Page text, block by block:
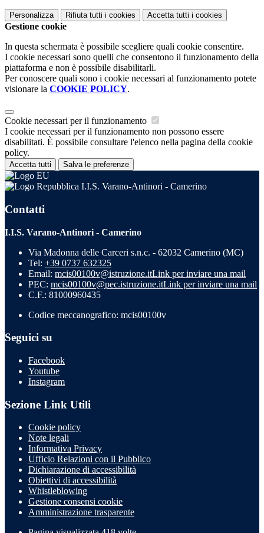
Personalizza Rifiuta tutti i cookies Accetta tutti i cookies
Gestione cookie
In questa schermata è possibile scegliere quali cookie consentire.
I cookie necessari sono quelli che consentono il funzionamento della
piattaforma e non è possibile disabilitarli.
Per conoscere quali sono i cookie necessari al funzionamento potete
visionare la COOKIE POLICY.
Cookie necessari per il funzionamento
I cookie necessari per il funzionamento non possono essere
disabilitati. È possibile consultare l'elenco nella pagina della cookie
policy.
Accetta tutti Salva le preferenze
I.I.S. Varano-Antinori - Camerino
Contatti
I.I.S. Varano-Antinori - Camerino
Via Madonna delle Carceri s.n.c. - 62032 Camerino (MC)
Tel: +39 0737 632325
Email: mcis00100v@istruzione.itLink per inviare una mail
PEC: mcis00100v@pec.istruzione.itLink per inviare una mail
C.F.: 81000960435
Codice meccanografico: mcis00100v
Seguici su
Facebook
Youtube
Instagram
Sezione Link Utili
Cookie policy
Note legali
Informativa Privacy
Ufficio Relazioni con il Pubblico
Dichiarazione di accessibilità
Obiettivi di accessibilità
Whistleblowing
Gestione consensi cookie
Amministrazione trasparente